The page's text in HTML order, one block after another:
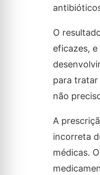
O
eficazes,
para tratar
não
A
incorreta
médicas.